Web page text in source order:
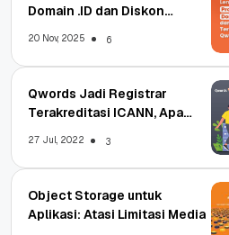
Domain .ID dan Diskon
20 Nov, 2025 6
Qwords Jadi Registrar
Terakreditasi ICANN, Apa
27 Jul, 2022 3
Object Storage untuk
Aplikasi: Atasi Limitasi Media